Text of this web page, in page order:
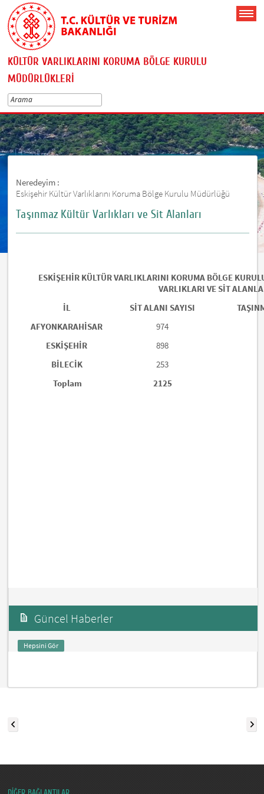
KÜLTÜR VARLIKLARINI KORUMA BÖLGE KURULU
MÜDÜRLÜKLERİ
Neredeyim :
Eskişehir Kültür Varlıklarını Koruma Bölge Kurulu Müdürlüğü
Taşınmaz Kültür Varlıkları ve Sit Alanları
ESKİŞEHİR KÜLTÜR VARLIKLARINI KORUMA BÖLGE
VARLIKLARI VE SİT
İL
SİT ALANI SAYISI
AFYONKARAHİSAR
974
ESKİŞEHİR
898
BİLECİK
253
Toplam
2125
Güncel Haberler
Hepsini Gör